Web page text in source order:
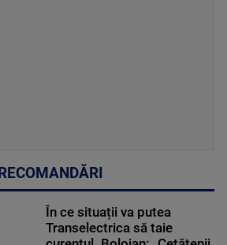
RECOMANDĂRI
În ce situații va putea
Transelectrica să taie